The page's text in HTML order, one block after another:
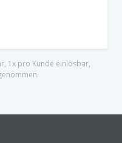
1x pro Kunde einlösbar,